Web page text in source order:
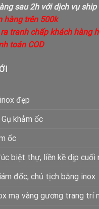
sau 2h với dịch vụ ship
hàng trên 500k
tranh chấp khách hàng
toán COD
đẹp
khảm ốc
ốc
biệt thự, liền kề dịp cuối
đốc, chủ tịch bằng inox
mạ vàng gương trang trí